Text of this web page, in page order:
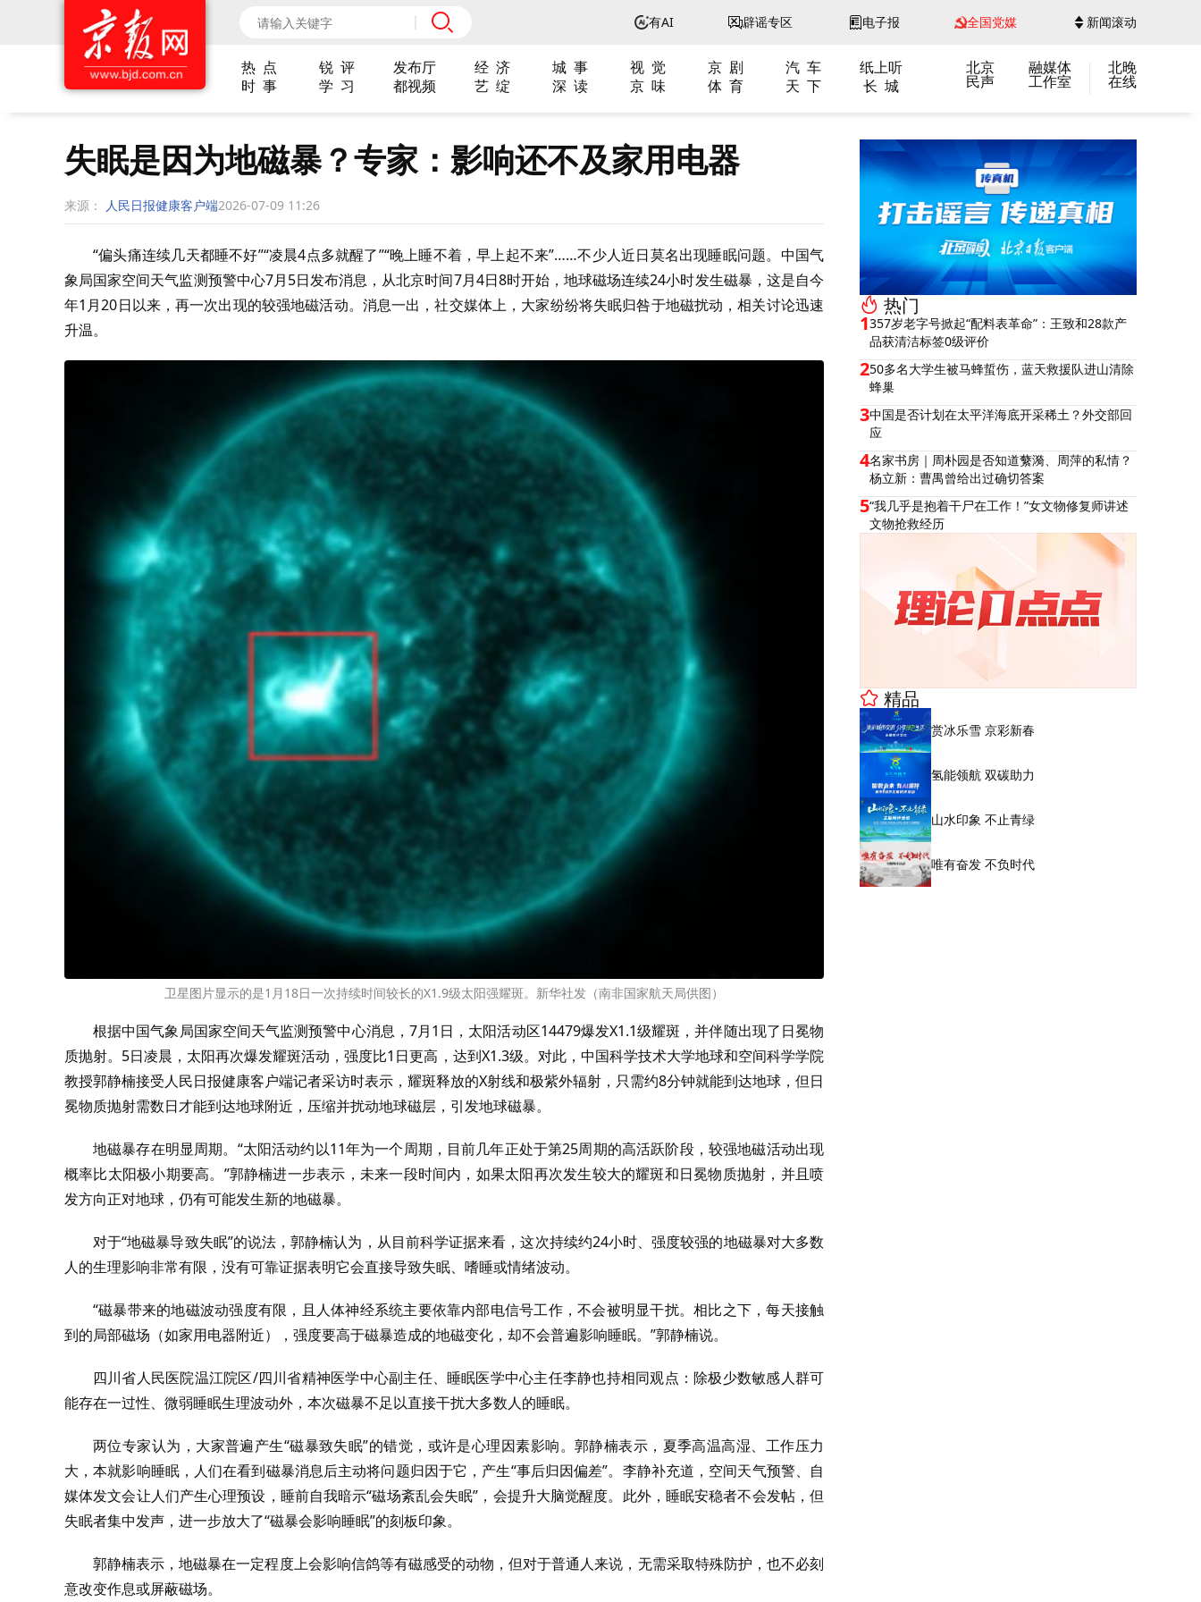
有AI 辟谣专区 电子报 全国党媒 新闻滚动
热 点 锐 评 发布厅 经 济 城 事 视 觉 京 剧 汽 车
纸上听
时 事
学 习 都视频 艺 绽 深 读 京 味 体 育 天 下 长 城
北京
民声
融媒体
工作室
北晚
在线
失眠是因为地磁暴？专家：影响还不及家用电器
来源： 人民日报健康客户端2026-07-09 11:26
“偏头痛连续几天都睡不好”“凌晨4点多就醒了”“晚上睡不着，早上起不来”……不少人近日莫名出现睡眠问题。中国气
象局国家空间天气监测预警中心7月5日发布消息，从北京时间7月4日8时开始，地球磁场连续24小时发生磁暴，这是自今
年1月20日以来，再一次出现的较强地磁活动。消息一出，社交媒体上，大家纷纷将失眠归咎于地磁扰动，相关讨论迅速
升温。
卫星图片显示的是1月18日一次持续时间较长的X1.9级太阳强耀斑。新华社发（南非国家航天局供图）
根据中国气象局国家空间天气监测预警中心消息，7月1日，太阳活动区14479爆发X1.1级耀斑，并伴随出现了日冕物
质抛射。5日凌晨，太阳再次爆发耀斑活动，强度比1日更高，达到X1.3级。对此，中国科学技术大学地球和空间科学学院
教授郭静楠接受人民日报健康客户端记者采访时表示，耀斑释放的X射线和极紫外辐射，只需约8分钟就能到达地球，但日
冕物质抛射需数日才能到达地球附近，压缩并扰动地球磁层，引发地球磁暴。
地磁暴存在明显周期。“太阳活动约以11年为一个周期，目前几年正处于第25周期的高活跃阶段，较强地磁活动出现
概率比太阳极小期要高。”郭静楠进一步表示，未来一段时间内，如果太阳再次发生较大的耀斑和日冕物质抛射，并且喷
发方向正对地球，仍有可能发生新的地磁暴。
对于“地磁暴导致失眠”的说法，郭静楠认为，从目前科学证据来看，这次持续约24小时、强度较强的地磁暴对大多数
人的生理影响非常有限，没有可靠证据表明它会直接导致失眠、嗜睡或情绪波动。
“磁暴带来的地磁波动强度有限，且人体神经系统主要依靠内部电信号工作，不会被明显干扰。相比之下，每天接触
到的局部磁场（如家用电器附近），强度要高于磁暴造成的地磁变化，却不会普遍影响睡眠。”郭静楠说。
四川省人民医院温江院区/四川省精神医学中心副主任、睡眠医学中心主任李静也持相同观点：除极少数敏感人群可
能存在一过性、微弱睡眠生理波动外，本次磁暴不足以直接干扰大多数人的睡眠。
两位专家认为，大家普遍产生“磁暴致失眠”的错觉，或许是心理因素影响。郭静楠表示，夏季高温高湿、工作压力
大，本就影响睡眠，人们在看到磁暴消息后主动将问题归因于它，产生“事后归因偏差”。李静补充道，空间天气预警、自
媒体发文会让人们产生心理预设，睡前自我暗示“磁场紊乱会失眠”，会提升大脑觉醒度。此外，睡眠安稳者不会发帖，但
失眠者集中发声，进一步放大了“磁暴会影响睡眠”的刻板印象。
郭静楠表示，地磁暴在一定程度上会影响信鸽等有磁感受的动物，但对于普通人来说，无需采取特殊防护，也不必刻
意改变作息或屏蔽磁场。
热门
1357岁老字号掀起“配料表革命”：王致和28款产
品获清洁标签0级评价
250多名大学生被马蜂蜇伤，蓝天救援队进山清除
蜂巢
3中国是否计划在太平洋海底开采稀土？外交部回
应
4名家书房｜周朴园是否知道蘩漪、周萍的私情？
杨立新：曹禺曾给出过确切答案
5“我几乎是抱着干尸在工作！”女文物修复师讲述
文物抢救经历
精品
赏冰乐雪 京彩新春
氢能领航 双碳助力
山水印象 不止青绿
唯有奋发 不负时代